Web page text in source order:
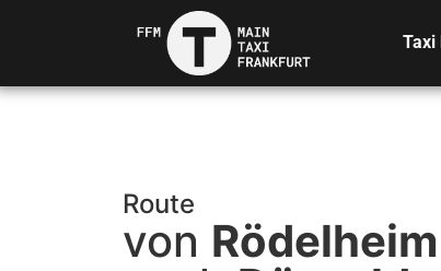
Taxi
Route
von Rödelheim